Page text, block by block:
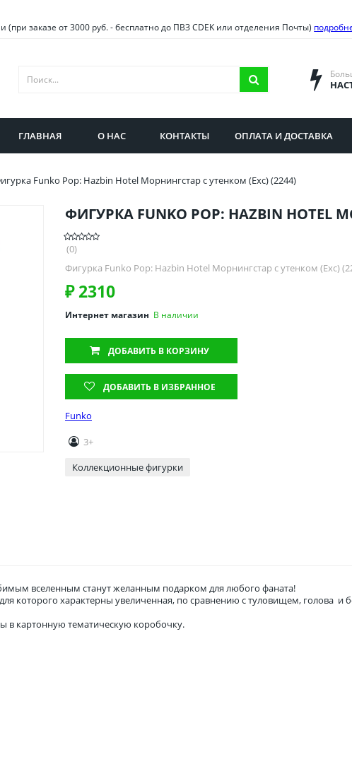
Саратовская
(при заказе от 3000 руб. - бесплатно до ПВЗ CDEK или отделения Почты)
ГЛАВНАЯ О НАС КОНТАКТЫ ОПЛАТА И ДОСТАВКА
Funko Pop: Hazbin Hotel Морнингстар с утенком (Exc) (2244)
ФИГУРКА FUNKO POP: HAZBIN
(0)
Фигурка Funko Pop: Hazbin Hotel Морнингстар с утенком (Exc)
₽ 2310
Интернет магазин В наличии
ДОБАВИТЬ В КОРЗИНУ
ДОБАВИТЬ В ИЗБРАННОЕ
Funko
3+
Коллекционные фигурки
вселенным станут желанным подарком для любого фаната!
которого характерны увеличенная, по сравнению с туловищем, голова
в картонную тематическую коробочку.